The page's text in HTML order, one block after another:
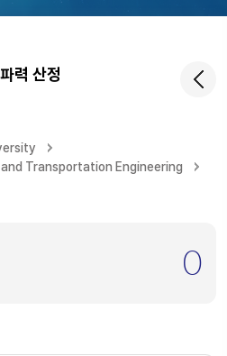
력 산정
Transportation Engineering
0